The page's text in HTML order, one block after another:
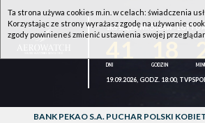
1KS ŚLĘZA WROCŁAW - LOTTO
19.09.2026, GODZ. 18:00,
BANK PEKAO S.A. PUCHAR POLSKI
Ta strona używa cookies m.in. w celach: świadczenia
Korzystając ze strony wyrażasz zgodę na używanie
zgody powinieneś zmienić ustawienia swojej